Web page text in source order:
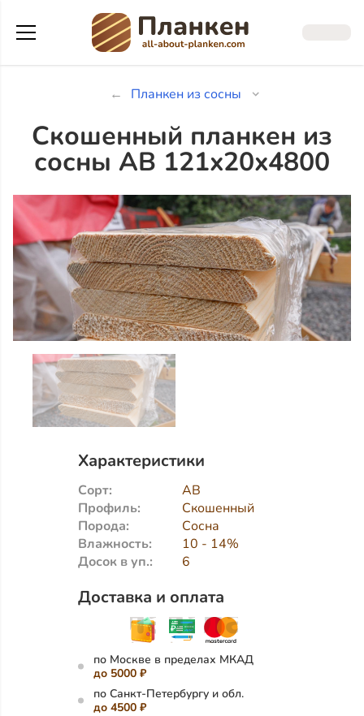
Планкен из сосны
Скошенный планкен из
сосны АВ 121x20x4800
Характеристики
Сорт:
АВ
Профиль:
Скошенный
Порода:
Сосна
Влажность:
10 - 14%
Досок в уп.:
6
Доставка и оплата
по Москве в пределах МКАД
до 5000 ₽
по Санкт-Петербургу и обл.
до 4500 ₽